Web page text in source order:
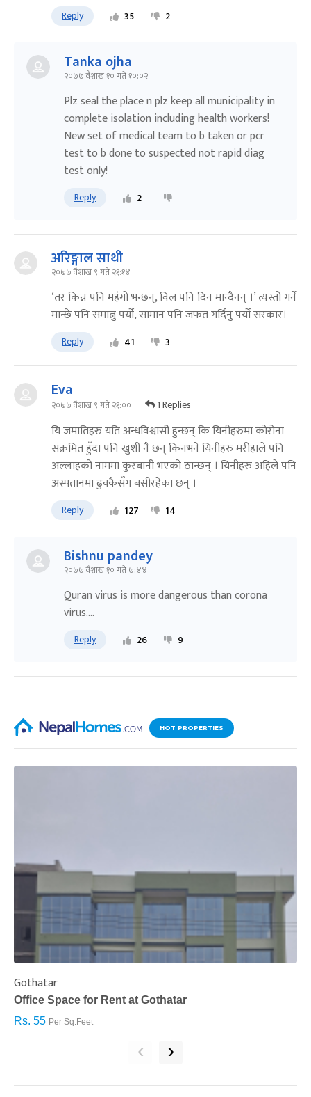
Reply 35 2
Tanka ojha
२०७७ वैशाख १० गते १०:०२
Plz seal the place n plz keep all municipality in
complete isolation including health workers!
New set of medical team to b taken or pcr
test to b done to suspected not rapid diag
test only!
Reply 2
अरिङ्गाल साथी
२०७७ वैशाख ९ गते २१:१४
‘तर किन्न पनि महंगो भन्छन्, विल पनि दिन मान्दैनन् ।’ त्यस्तो गर्ने
मान्छे पनि समात्नु पर्यो, सामान पनि जफत गर्दिनु पर्यो सरकार।
Reply 41 3
Eva
२०७७ वैशाख ९ गते २१:०० 1 Replies
यि जमातिहरु यति अन्धविश्वासीे हुन्छन् कि यिनीहरुमा कोरोना
संक्रमित हुँदा पनि खुशी नै छन् किनभने यिनीहरु मरीहाले पनि
अल्लाहको नाममा कुरबानी भएको ठान्छन् । यिनीहरु अहिले पनि
अस्पतानमा ढुक्कैसँग बसीरहेका छन् ।
Reply 127 14
Bishnu pandey
२०७७ वैशाख १० गते ७:४४
Quran virus is more dangerous than corona
virus....
Reply 26 9
HOT PROPERTIES
Gothatar
Office Space for Rent at Gothatar
Rs. 55 Per Sq.Feet
‹ ›